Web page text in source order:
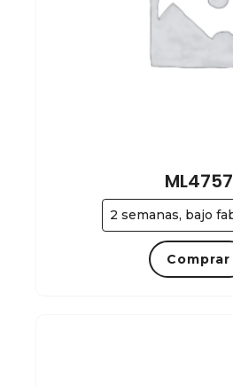
2 semanas, bajo
ML4757
Comprar